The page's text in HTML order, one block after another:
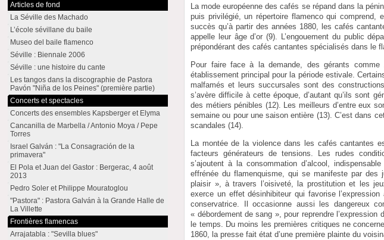
La mode européenne des cafés se répand dans la
puis privilégié, un répertoire flamenco qui comprend,
succès qu’à partir des années 1880, les cafés
appelle leur âge d’or (9). L’engouement du public
prépondérant des cafés cantantes spécialisés dans le
Pour faire face à la demande, des gérants comme
établissement principal pour la période estivale.
malfamés et leurs succursales sont des
s’avère difficile à cette époque, d’autant qu’ils sont
des métiers pénibles (12). Les meilleurs d’entre eux
semaine ou pour une saison entière (13). C’est dans
scandales (14).
La montée de la violence dans les cafés cantantes
facteurs générateurs de tensions. Les rudes
s’ajoutent à la consommation d’alcool,
effrénée du flamenquisme, qui se manifeste par
plaisir », à travers l’oisiveté, la prostitution et les
exerce un effet désinhibiteur qui favorise
conservatrice. Il occasionne aussi les dangereux
« débordement de sang », pour reprendre l’expression
le temps. Du moins les premières critiques ne
1860, la presse fait état d’une première plainte du
Articles de fond
La Séville des Machado
L’école sévillane du baile
Museo del baile flamenco
Séville : Biennale 2006
Séville : une histoire du cante
Les tangos dans la discographie de Pastora
Pavón "Niña de los Peines" (première partie)
Concerts et spectacles
Concerts des ensembles Kapsberger et Elyma
Cancanilla de Marbella / Antonio Moya / Pepe
Torres
Israel Galván : "La Consagración de la
primavera"
El Pola et Juan del Gastor : Bergerac, 4 août
2013
Pedro Soler et Philippe Mouratoglou
"Pastora" : Pastora Galván à la Grande Halle de
La Villette
Frontières flamencas
Arrajatabla : "Sevilla blues"